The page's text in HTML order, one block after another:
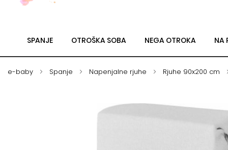
SPANJE OTROŠKA SOBA NEGA OTROKA NA
e-baby Spanje Napenjalne rjuhe Rjuhe 90x200 cm